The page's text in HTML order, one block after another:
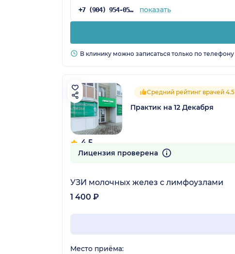
+7 (904) 954-05-60 показать
В клинику можно записаться только по телефону
4.5
32 отзыва
Средний рейтинг врачей 4.5
Практик на 12 Декабря
Лицензия проверена
УЗИ молочных желез с лимфоузлами
1 400 ₽
Место приёма: